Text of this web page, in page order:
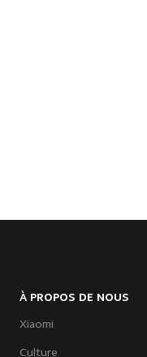
À PROPOS DE NOUS
Xiaomi
Culture